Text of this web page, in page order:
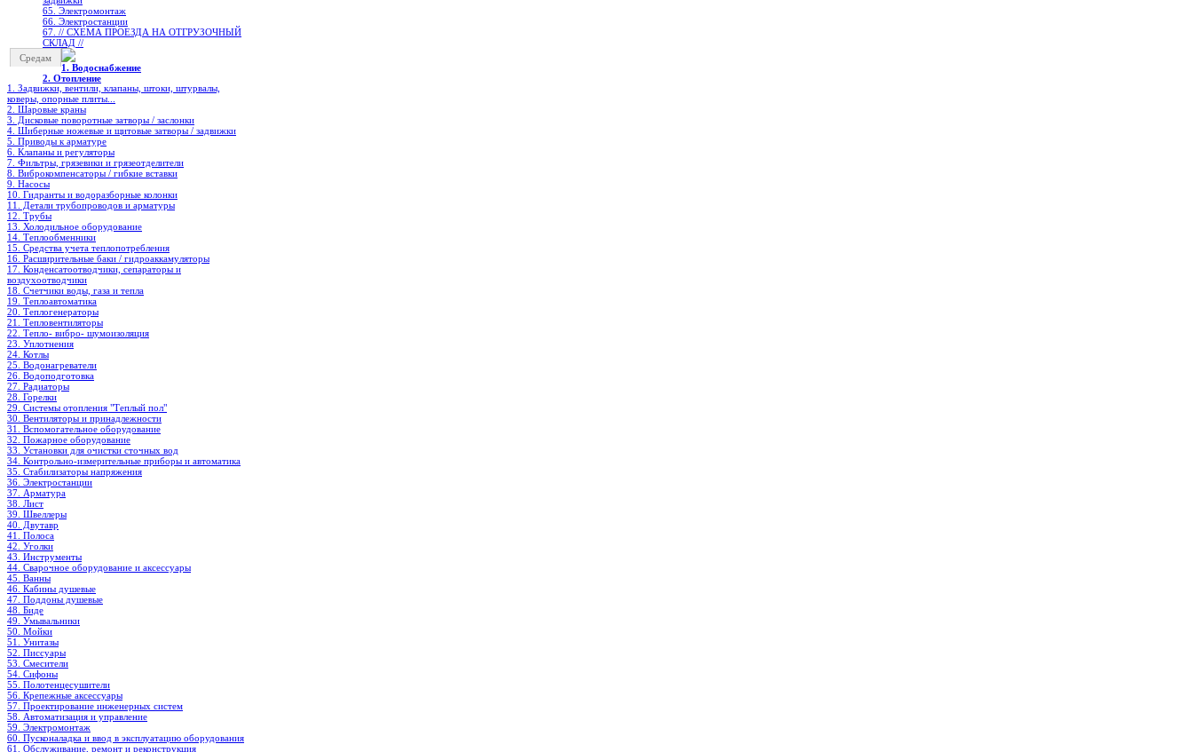
65. Электромонтаж
66. Электростанции
67. // СХЕМА ПРОЕЗДА НА ОТГРУЗОЧНЫЙ
СКЛАД //
Средам
1. Водоснабжение
2. Отопление
1. Задвижки, вентили, клапаны, штоки, штурвалы,
коверы, опорные плиты...
2. Шаровые краны
3. Дисковые поворотные затворы / заслонки
4. Шиберные ножевые и щитовые затворы / задвижки
5. Приводы к арматуре
6. Клапаны и регуляторы
7. Фильтры, грязевики и грязеотделители
8. Виброкомпенсаторы / гибкие вставки
9. Насосы
10. Гидранты и водоразборные колонки
11. Детали трубопроводов и арматуры
12. Трубы
13. Холодильное oборудование
14. Теплообменники
15. Средства учета теплопотребления
16. Расширительные баки / гидроаккамуляторы
17. Конденсатоотводчики, сепараторы и
воздухоотводчики
18. Счетчики воды, газа и тепла
19. Теплоавтоматика
20. Теплогенераторы
21. Тепловентиляторы
22. Тепло- вибро- шумоизоляция
23. Уплотнения
24. Котлы
25. Водонагреватели
26. Водоподготовка
27. Радиаторы
28. Горелки
29. Системы отопления "Теплый пол"
30. Вентиляторы и принадлежности
31. Вспомогательное оборудование
32. Пожарное оборудование
33. Установки для очистки сточных вод
34. Контрольно-измерительные приборы и автоматика
35. Стабилизаторы напряжения
36. Электростанции
37. Арматура
38. Лист
39. Швеллеры
40. Двутавр
41. Полоса
42. Уголки
43. Инструменты
44. Сварочное оборудование и аксессуары
45. Ванны
46. Кабины душевые
47. Поддоны душевые
48. Биде
49. Умывальники
50. Мойки
51. Унитазы
52. Писсуары
53. Смесители
54. Сифоны
55. Полотенцесушители
56. Крепежные аксессуары
57. Проектирование инженерных систем
58. Автоматизация и управление
59. Электромонтаж
60. Пусконаладка и ввод в эксплуатацию оборудования
61. Обслуживание, ремонт и реконструкция